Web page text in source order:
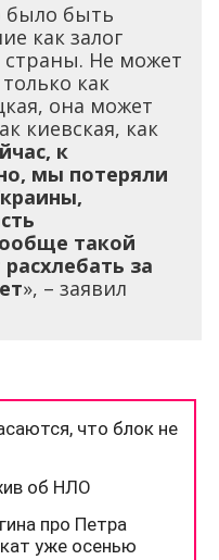
было быть
как залог
страны. Не может
как
она может
киевская, как
к
мы потеряли
такой
за
», – заявил